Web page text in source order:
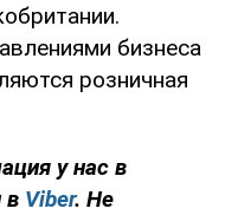
бизнеса
розничная
у нас в
в Viber. Не